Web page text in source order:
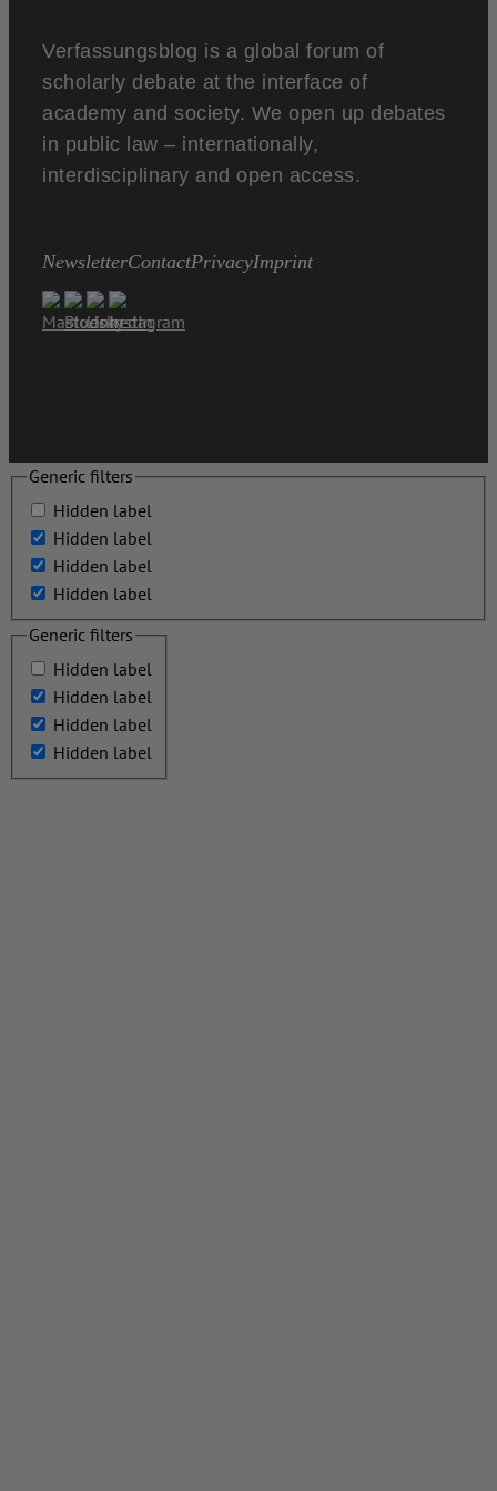
Verfassungsblog is a global forum of
scholarly debate at the interface of
academy and society. We open up debates
in public law – internationally,
interdisciplinary and open access.
NewsletterContactPrivacyImprint
Generic filters
Hidden label
Hidden label
Hidden label
Hidden label
Generic filters
Hidden label
Hidden label
Hidden label
Hidden label